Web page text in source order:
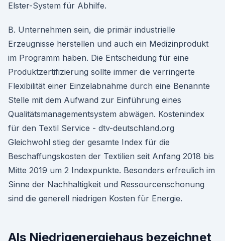
Elster-System für Abhilfe.
B. Unternehmen sein, die primär industrielle
Erzeugnisse herstellen und auch ein Medizinprodukt
im Programm haben. Die Entscheidung für eine
Produktzertifizierung sollte immer die verringerte
Flexibilität einer Einzelabnahme durch eine Benannte
Stelle mit dem Aufwand zur Einführung eines
Qualitätsmanagementsystem abwägen. Kostenindex
für den Textil Service - dtv-deutschland.org
Gleichwohl stieg der gesamte Index für die
Beschaffungskosten der Textilien seit Anfang 2018 bis
Mitte 2019 um 2 Indexpunkte. Besonders erfreulich im
Sinne der Nachhaltigkeit und Ressourcenschonung
sind die generell niedrigen Kosten für Energie.
Als Niedrigenergiehaus bezeichnet